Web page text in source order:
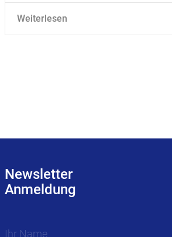
Weiterlesen
Newsletter
Anmeldung